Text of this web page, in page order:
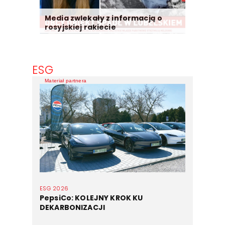
Media zwlekały z informacją o
rosyjskiej rakiecie
ESG
ESG 2026
PepsiCo: KOLEJNY KROK KU
DEKARBONIZACJI
Materiał partnera